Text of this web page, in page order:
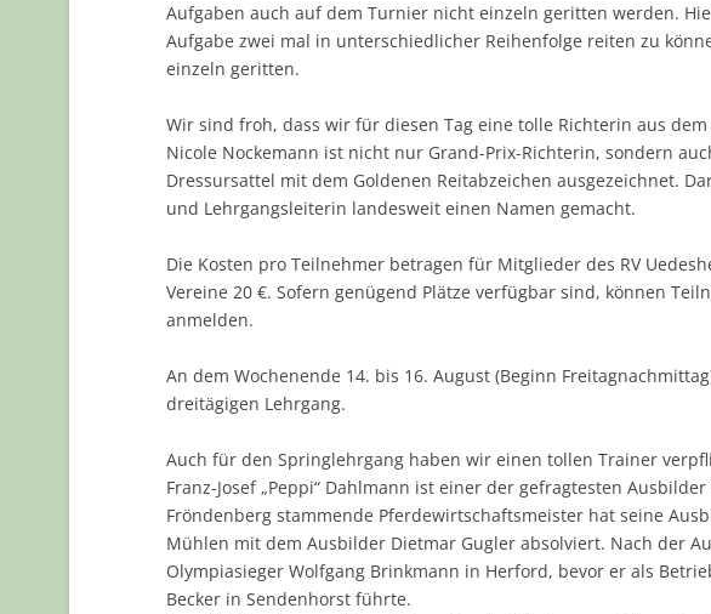
Aufgaben auch auf dem Turnier nicht einzeln geritten werden.
Aufgabe zwei mal in unterschiedlicher Reihenfolge reiten zu
einzeln geritten.
Wir sind froh, dass wir für diesen Tag eine tolle Richterin aus
Nicole Nockemann ist nicht nur Grand-Prix-Richterin, sondern
Dressursattel mit dem Goldenen Reitabzeichen ausgezeichnet.
und Lehrgangsleiterin landesweit einen Namen gemacht.
Die Kosten pro Teilnehmer betragen für Mitglieder des RV
Vereine 20 €. Sofern genügend Plätze verfügbar sind, können
anmelden.
An dem Wochenende 14. bis 16. August (Beginn
dreitägigen Lehrgang.
Auch für den Springlehrgang haben wir einen tollen Trainer
Franz-Josef „Peppi“ Dahlmann ist einer der gefragtesten
Fröndenberg stammende Pferdewirtschaftsmeister hat seine
Mühlen mit dem Ausbilder Dietmar Gugler absolviert. Nach der
Olympiasieger Wolfgang Brinkmann in Herford, bevor er als
Becker in Sendenhorst führte.